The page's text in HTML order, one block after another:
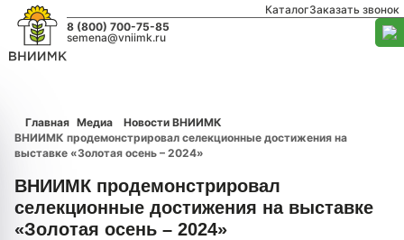
КаталогЗаказать звонок
8 (800) 700-75-85
semena@vniimk.ru
Главная Медиа
Новости ВНИИМК
ВНИИМК продемонстрировал селекционные достижения на
выставке «Золотая осень – 2024»
ВНИИМК продемонстрировал
селекционные достижения на выставке
«Золотая осень – 2024»